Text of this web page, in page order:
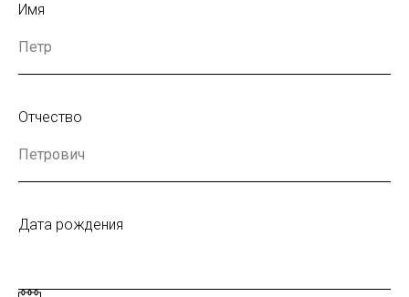
Имя
Отчество
Дата рождения